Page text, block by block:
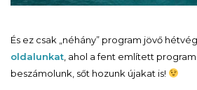
És ez csak „néhány” program jövő
oldalunkat , ahol a fent említett
beszámolunk, sőt hozunk újakat is!